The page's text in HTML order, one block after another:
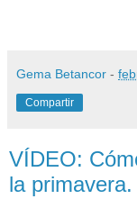
Gema Betancor -
Compartir
VÍDEO:
la